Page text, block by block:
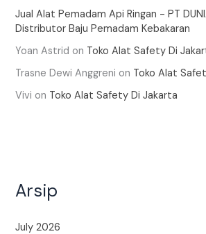
Jual Alat Pemadam Api Ringan - PT
Distributor Baju Pemadam Kebakaran
Yoan Astrid on Toko Alat Safety Di
Trasne Dewi Anggreni on Toko Alat
Vivi on Toko Alat Safety Di Jakarta
Arsip
July 2026